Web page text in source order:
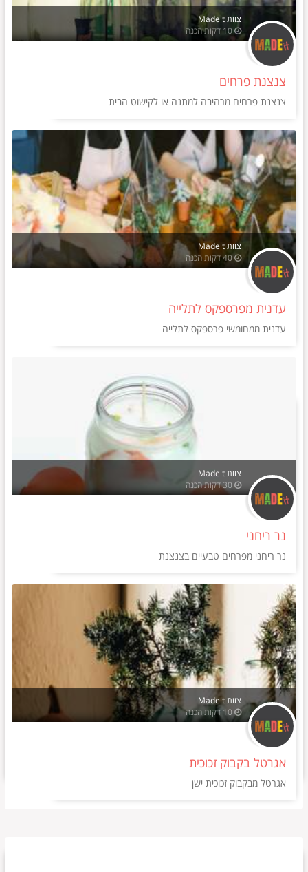
צוות Madeit
צנצנת פרחים
צנצנת פרחים מרהיבה למתנה או לקישוט הבית
צוות Madeit
עדנית מפרספקס לתלייה
עדנית ממחומשי פרספקס לתלייה
צוות Madeit
נר ריחני
נר ריחני מפרחים טבעיים בצנצנת
צוות Madeit
אגרטל בקבוק זכוכית
אגרטל מבקבוק זכוכית ישן